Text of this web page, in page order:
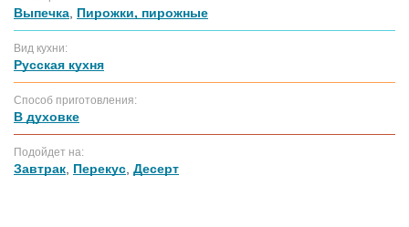
Выпечка Пирожки, пирожные
Вид кухни:
Русская кухня
Способ приготовления:
В духовке
Подойдет на:
Завтрак Перекус Десерт